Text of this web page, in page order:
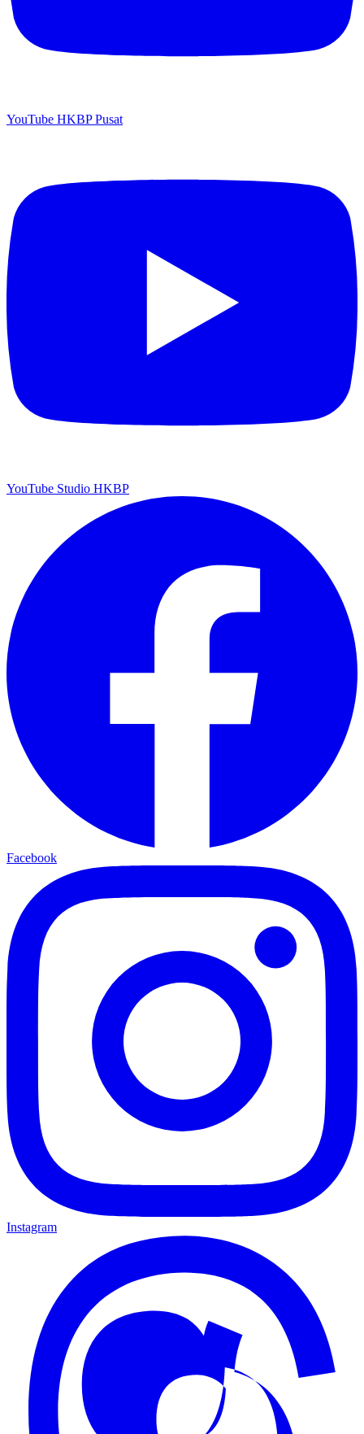
YouTube HKBP Pusat
YouTube Studio HKBP
Facebook
Instagram